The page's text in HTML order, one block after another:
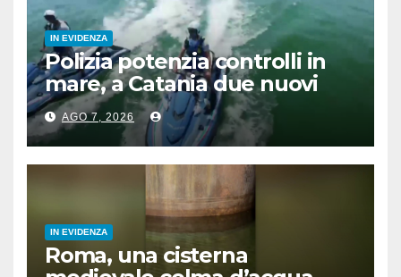
IN EVIDENZA
Polizia potenzia controlli in
mare, a Catania due nuovi
acquascooter
AGO 7, 2026
IN EVIDENZA
Roma, una cisterna